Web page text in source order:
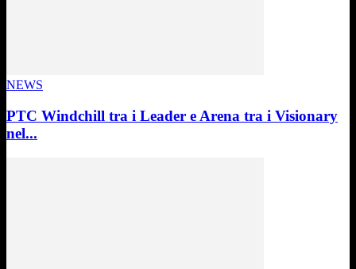
NEWS
PTC Windchill tra i Leader e Arena tra i Visionary
nel...